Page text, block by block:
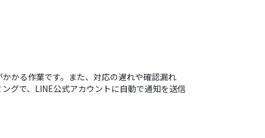
かる作業です。また、対応の遅れや確認漏れ
グで、LINE公式アカウントに自動で通知を送信